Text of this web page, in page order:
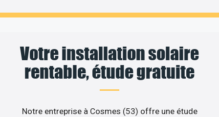
Votre installation solaire
rentable, étude gratuite
Notre entreprise à Cosmes (53) offre une étude